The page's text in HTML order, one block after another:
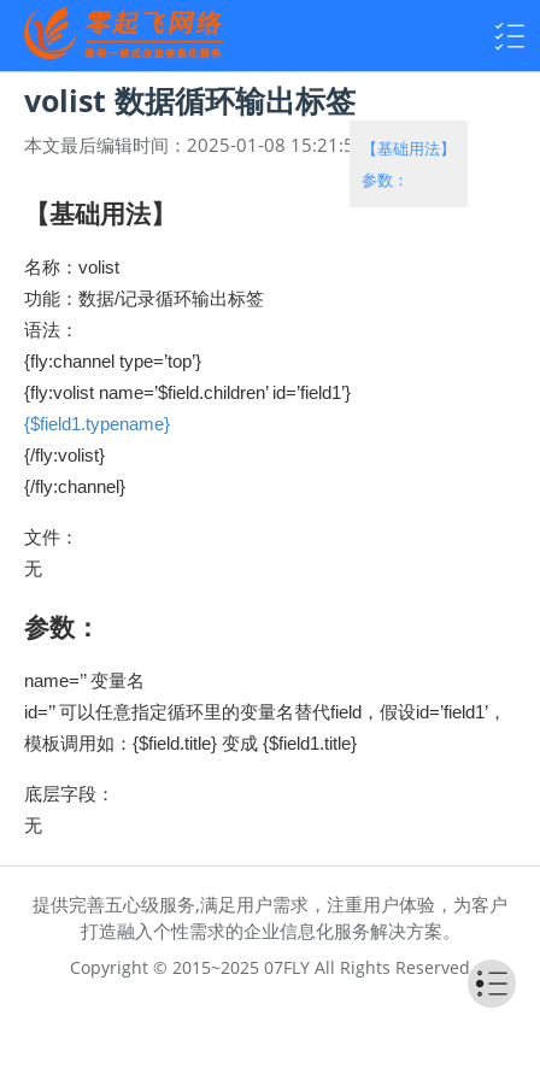
volist 数据循环输出标签
本文最后编辑时间： 2025-01-08 15:21:53 热度：4224
【基础用法】
名称：volist
功能：数据/记录循环输出标签
语法：
{fly:channel type=’top’}
{fly:volist name=’$field.children’ id=’field1’}
{$field1.typename}
{/fly:volist}
{/fly:channel}
文件：
无
参数：
name=’’ 变量名
id=’’ 可以任意指定循环里的变量名替代field，假设id=’field1’，
模板调用如：{$field.title} 变成 {$field1.title}
底层字段：
无
【基础用法】
参数：
提供完善五心级服务,满足用户需求，注重用户体验，为客户
打造融入个性需求的企业信息化服务解决方案。
Copyright © 2015~2025 07FLY All Rights Reserved